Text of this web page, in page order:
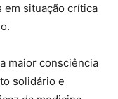
em situação crítica
maior consciência
solidário e